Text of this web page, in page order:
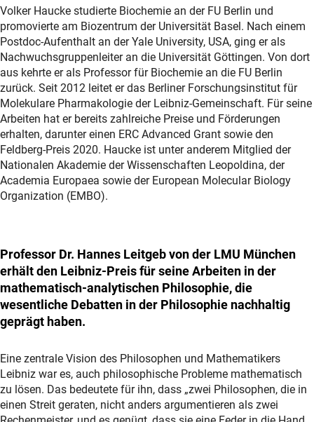
Volker Haucke studierte Biochemie an der FU Berlin und
promovierte am Biozentrum der Universität Basel. Nach einem
Postdoc-Aufenthalt an der Yale University, USA, ging er als
Nachwuchsgruppenleiter an die Universität Göttingen. Von dort
aus kehrte er als Professor für Biochemie an die FU Berlin
zurück. Seit 2012 leitet er das Berliner Forschungsinstitut für
Molekulare Pharmakologie der Leibniz-Gemeinschaft. Für seine
Arbeiten hat er bereits zahlreiche Preise und Förderungen
erhalten, darunter einen ERC Advanced Grant sowie den
Feldberg-Preis 2020. Haucke ist unter anderem Mitglied der
Nationalen Akademie der Wissenschaften Leopoldina, der
Academia Europaea sowie der European Molecular Biology
Organization (EMBO).
Professor Dr. Hannes Leitgeb von der LMU München
erhält den Leibniz-Preis für seine Arbeiten in der
mathematisch-analytischen Philosophie, die
wesentliche Debatten in der Philosophie nachhaltig
geprägt haben.
Eine zentrale Vision des Philosophen und Mathematikers
Leibniz war es, auch philosophische Probleme mathematisch
zu lösen. Das bedeutete für ihn, dass „zwei Philosophen, die in
einen Streit geraten, nicht anders argumentieren als zwei